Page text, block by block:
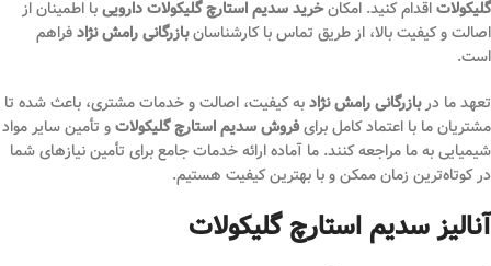
گلیکولاتاقدام کنید. امکانخرید سدیم استارچ گلیکولات داروییبا اطمینان از
اصالت و کیفیت بالا، از طریق تماس با کارشناسانبازرگانی رامش نژادفراهم
است.
تعهد ما دربازرگانی رامش نژادبه کیفیت، اصالت و خدمات مشتری، باعث شده تا
مشتریان ما با اعتماد کامل برایفروش سدیم استارچ گلیکولاتو تأمین سایر مواد
شیمیایی به ما مراجعه کنند. ما آماده ارائه خدمات جامع برای تأمین نیازهای شما
در کوتاه‌ترین زمان ممکن و با بهترین کیفیت هستیم.
آنالیز سدیم استارچ گلیکولات